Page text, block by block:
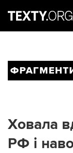
Ховала
РФ і